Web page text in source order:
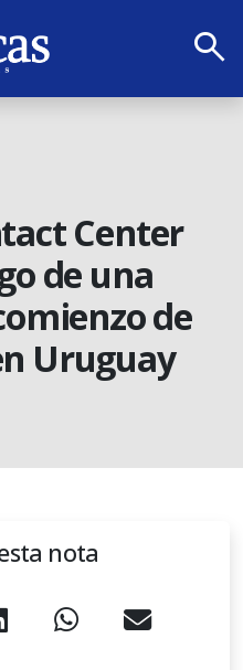
search
Center
de una
de
Uruguay
nota